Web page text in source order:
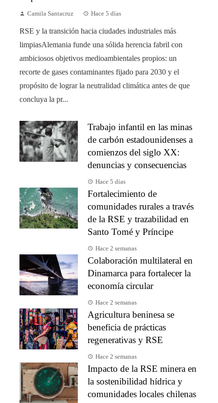
Camila Santacruz Hace 5 días
RSE y la transición hacia ciudades industriales más
limpiasAlemania funde una sólida herencia fabril con
ambiciosos objetivos medioambientales propios: un
recorte de gases contaminantes fijado para 2030 y el
propósito de lograr la neutralidad climática antes de que
concluya la pr...
Trabajo infantil en las minas
de carbón estadounidenses a
comienzos del siglo XX:
denuncias y consecuencias
Hace 5 días
Fortalecimiento de
comunidades rurales a través
de la RSE y trazabilidad en
Santo Tomé y Príncipe
Hace 2 semanas
Colaboración multilateral en
Dinamarca para fortalecer la
economía circular
Hace 2 semanas
Agricultura beninesa se
beneficia de prácticas
regenerativas y RSE
Hace 2 semanas
Impacto de la RSE minera en
la sostenibilidad hídrica y
comunidades locales chilenas